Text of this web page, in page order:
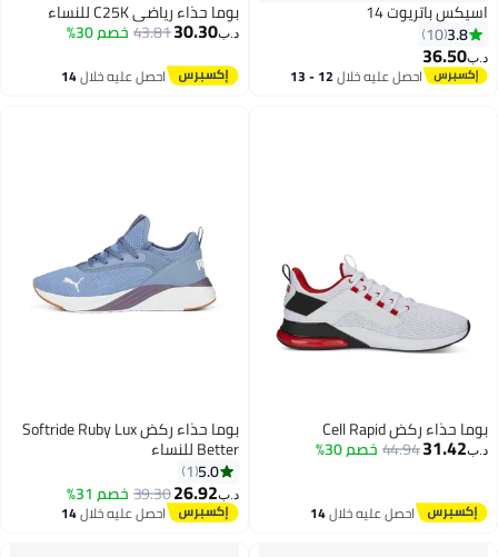
4
اسيكس باتريوت 14
3.8
10
د.ب‏36.50
احصل عليه خلال 12 - 13
بوما حذاء رياضي C25K للنساء
د.ب‏30.30
43.81خصم 30%
احصل عليه خلال14
بوما حذاء ركض Cell Rapid
د.ب‏31.42
44.94خصم 30%
احصل عليه خلال14
بوما حذاء ركض Softride Ruby Lux
Better للنساء
5.0
1
د.ب‏26.92
39.30خصم 31%
احصل عليه خلال14